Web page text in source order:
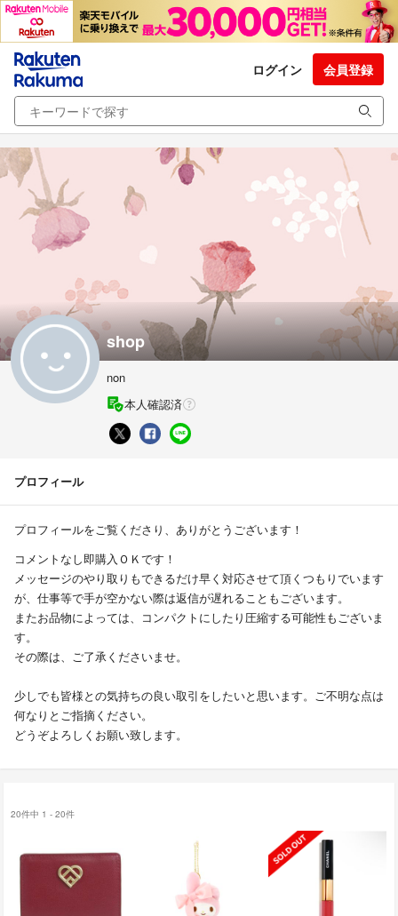
ログイン 会員登録
shop
non
本人確認済
プロフィール
プロフィールをご覧くださり、ありがとうございます！
コメントなし即購入ＯＫです！
メッセージのやり取りもできるだけ早く対応させて頂くつもりでいます
が、仕事等で手が空かない際は返信が遅れることもございます。
またお品物によっては、コンパクトにしたり圧縮する可能性もございま
す。
その際は、ご了承くださいませ。
少しでも皆様との気持ちの良い取引をしたいと思います。ご不明な点は
何なりとご指摘ください。
どうぞよろしくお願い致します。
20件中 1 - 20件